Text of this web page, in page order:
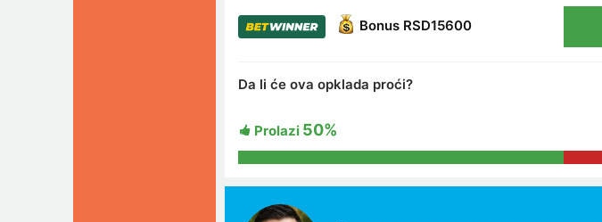
Bonus RSD15600
Da li će ova opklada proći?
Prolazi 50%